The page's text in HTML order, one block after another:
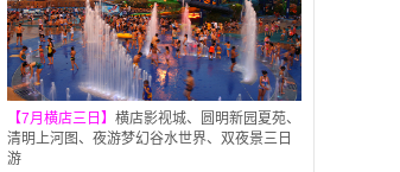
【7月横店三日】 横店影视城、圆明新园夏苑、
清明上河图、夜游梦幻谷水世界、双夜景三日
游